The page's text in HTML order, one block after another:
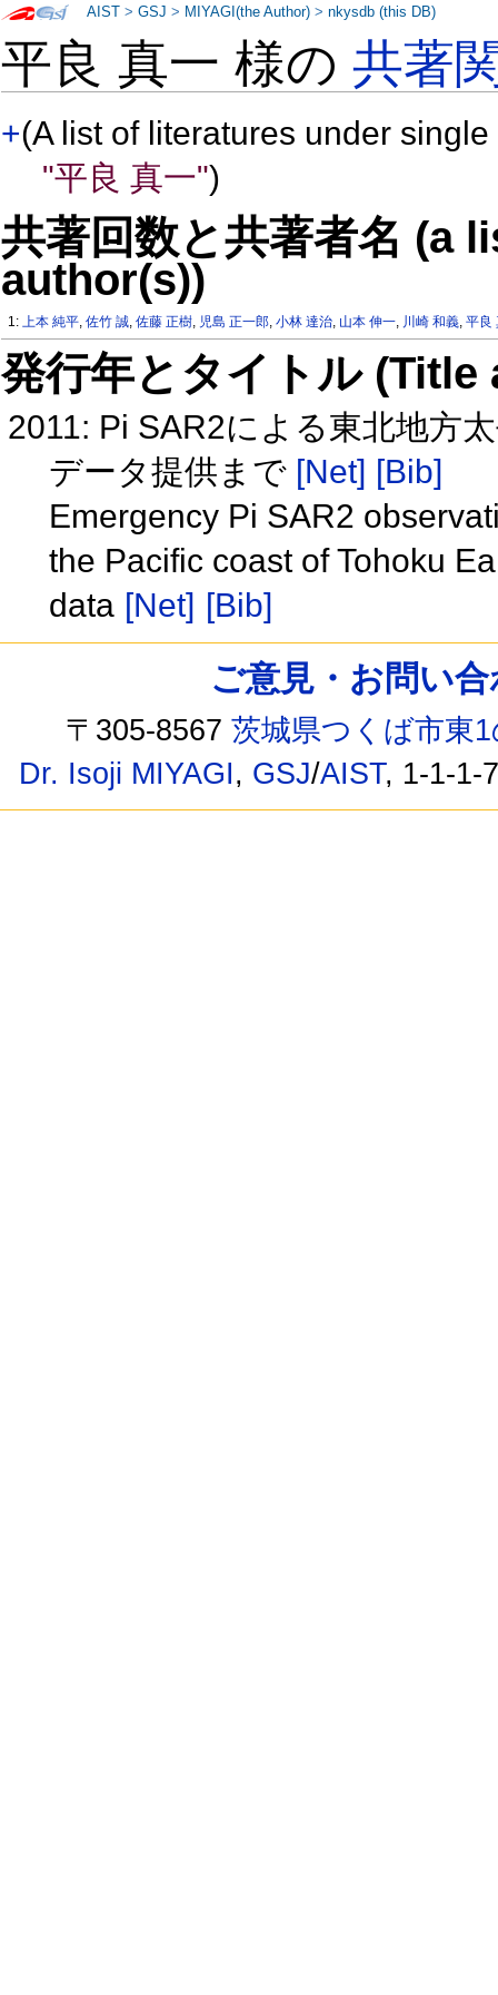
平良 真一 様の共著
+(A list of literatures under
"平良 真一")
共著回数と共著者名 (a
author(s))
1:上本 純平,佐竹 誠,佐藤 正樹, 児島 正一郎,小林 達治, 山本 伸一, 川崎 和義,平良
発行年とタイトル
2011: Pi SAR2による東北地方
データ提供まで [Net] [Bib]
Emergency Pi SAR2
the Pacific coast of Tohoku
data [Net] [Bib]
AIST >GSJ > MIYAGI(the Author) >nkysdb (this DB)
ご意見・お問い
〒305-8567茨城県つくば市東
Dr. Isoji MIYAGI, GSJ/AIST, 1-1-1-